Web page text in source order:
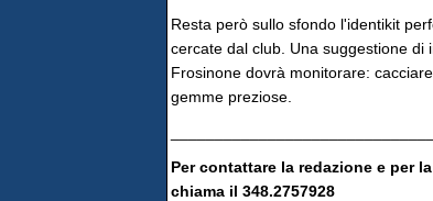
Resta però sullo sfondo l'identikit
cercate dal club. Una suggestione
Frosinone dovrà monitorare:
gemme preziose.
Per contattare la redazione e per
chiama il 348.2757928